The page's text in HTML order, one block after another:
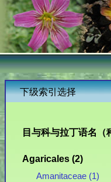
下级索引选择
目与科与拉丁语名（
Agaricales (2)
Amanitaceae (1)